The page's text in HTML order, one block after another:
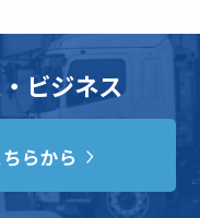
ビジネス
らから